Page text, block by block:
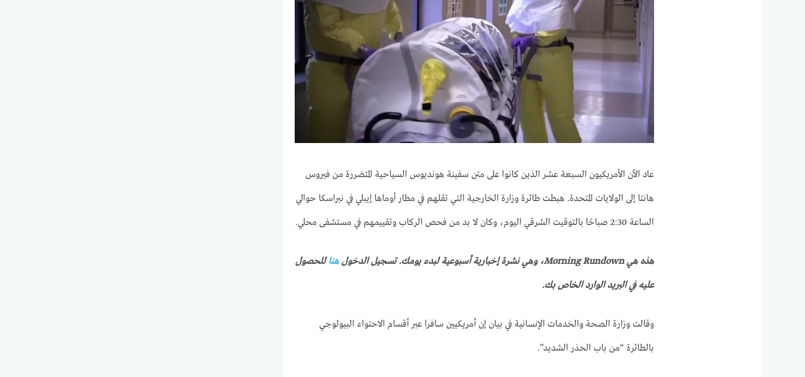
عاد الآن الأمريكيون السبعة عشر الذين كانوا على متن سفينة هونديوس السياحية المتضررة من فيروس
هانتا إلى الولايات المتحدة. هبطت طائرة وزارة الخارجية التي تقلهم في مطار أوماها إيبلي في نبراسكا حوالي
الساعة 2:30 صباحًا بالتوقيت الشرقي اليوم، وكان لا بد من فحص الركاب وتقييمهم في مستشفى محلي.
هذه هي Morning Rundown، وهي نشرة إخبارية أسبوعية لبدء يومك. تسجيل الدخول هنا للحصول
عليه في البريد الوارد الخاص بك.
وقالت وزارة الصحة والخدمات الإنسانية في بيان إن أمريكيين سافرا عبر أقسام الاحتواء البيولوجي
بالطائرة “من باب الحذر الشديد”.